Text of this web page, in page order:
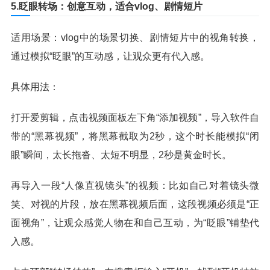
5.眨眼转场：创意互动，适合vlog、剧情短片
适用场景：vlog中的场景切换、剧情短片中的视角转换，
通过模拟“眨眼”的互动感，让观众更有代入感。
具体用法：
打开爱剪辑，点击视频面板左下角“添加视频”，导入软件自
带的“黑幕视频”，将黑幕截取为2秒，这个时长能模拟“闭
眼”瞬间，太长拖沓、太短不明显，2秒是黄金时长。
再导入一段“人像直视镜头”的视频：比如自己对着镜头微
笑、对视的片段，放在黑幕视频后面，这段视频必须是“正
面视角”，让观众感觉人物在和自己互动，为“眨眼”铺垫代
入感。